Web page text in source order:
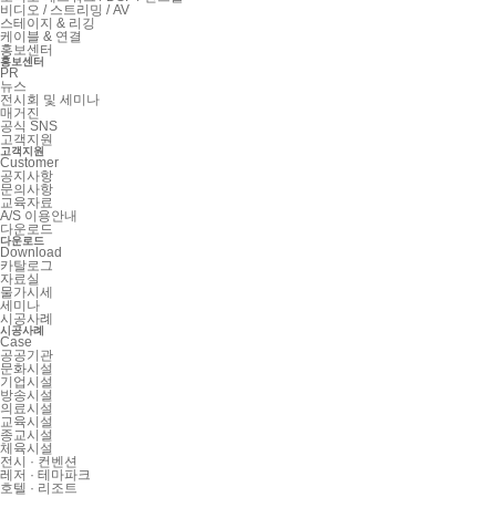
비디오 / 스트리밍 / AV
스테이지 & 리깅
케이블 & 연결
홍보센터
홍보센터
PR
뉴스
전시회 및 세미나
매거진
공식 SNS
고객지원
고객지원
Customer
공지사항
문의사항
교육자료
A/S 이용안내
다운로드
다운로드
Download
카탈로그
자료실
물가시세
세미나
시공사례
시공사례
Case
공공기관
문화시설
기업시설
방송시설
의료시설
교육시설
종교시설
체육시설
전시 · 컨벤션
레저 · 테마파크
호텔 · 리조트